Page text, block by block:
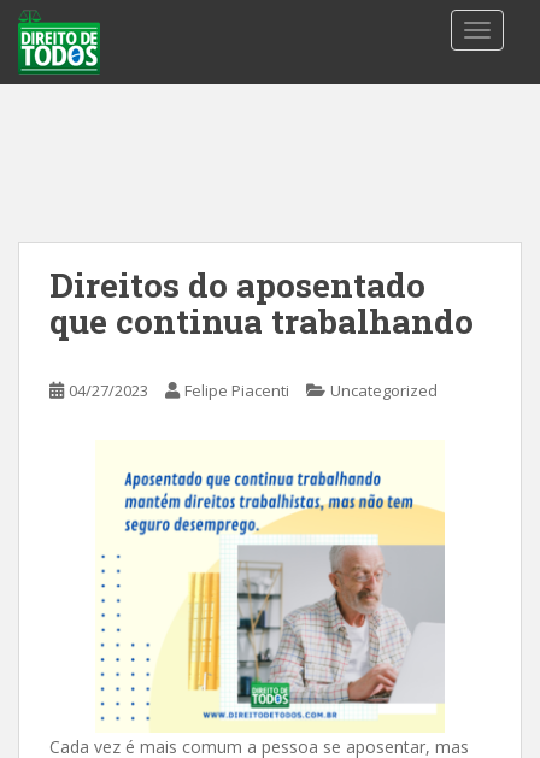
Direitos do aposentado
que continua trabalhando
04/27/2023 Felipe Piacenti Uncategorized
Cada vez é mais comum a pessoa se aposentar, mas